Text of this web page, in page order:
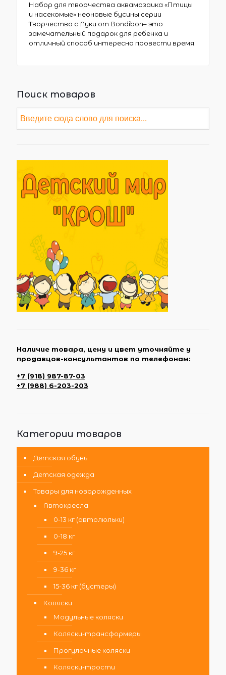
Набор для творчества аквамозаика «Птицы
и насекомые» неоновые бусины серии
Творчество с Луки от Bondibon– это
замечательный подарок для ребенка и
отличный способ интересно провести время.
Поиск товаров
Наличие товара, цену и цвет уточняйте у
продавцов-консультантов по телефонам:
+7 (918) 987-87-03
+7 (988) 6-203-203
Категории товаров
Детская обувь
Детская одежда
Товары для новорожденных
Автокресла
0-13 кг (автолюльки)
0-18 кг
9-25 кг
9-36 кг
15-36 кг (бустеры)
Коляски
Модульные коляски
Коляски-трансформеры
Прогулочные коляски
Коляски-трости